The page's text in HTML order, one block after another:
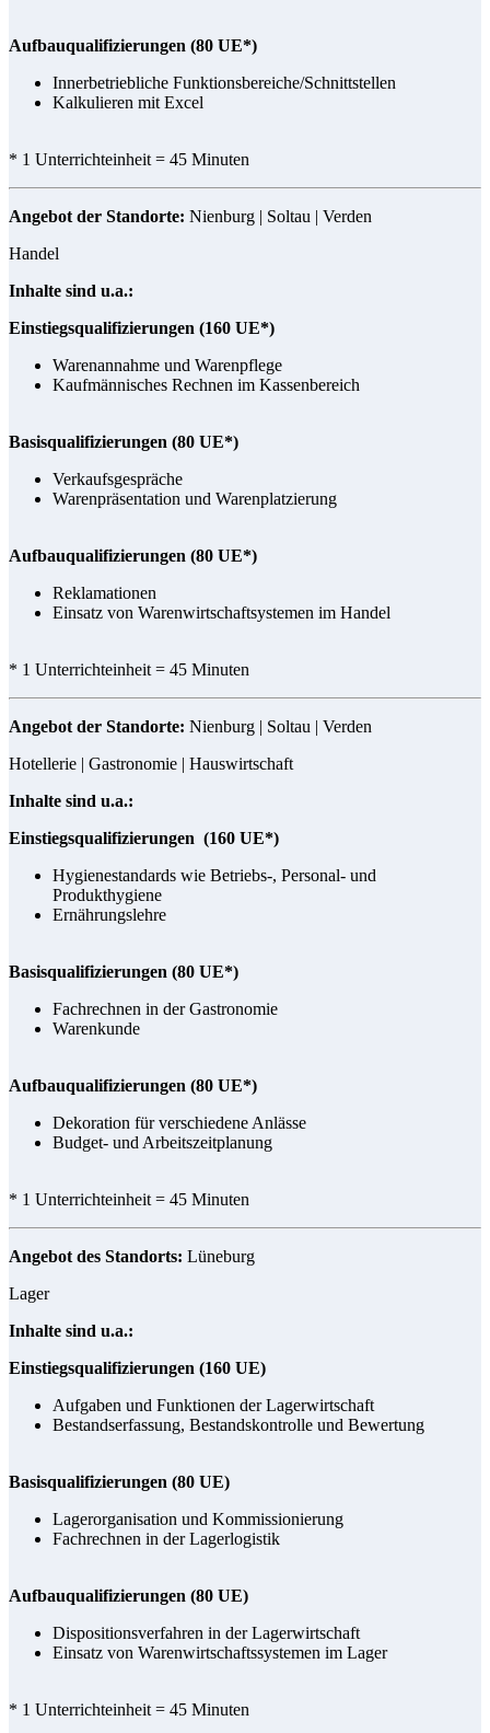
Aufbauqualifizierungen (80 UE*)
Innerbetriebliche Funktionsbereiche/Schnittstellen
Kalkulieren mit Excel
* 1 Unterrichteinheit = 45 Minuten
Angebot der Standorte: Nienburg | Soltau | Verden
Handel
Inhalte sind u.a.:
Einstiegsqualifizierungen (160 UE*)
Warenannahme und Warenpflege
Kaufmännisches Rechnen im Kassenbereich
Basisqualifizierungen (80 UE*)
Verkaufsgespräche
Warenpräsentation und Warenplatzierung
Aufbauqualifizierungen (80 UE*)
Reklamationen
Einsatz von Warenwirtschaftsystemen im Handel
* 1 Unterrichteinheit = 45 Minuten
Angebot der Standorte: Nienburg | Soltau | Verden
Hotellerie | Gastronomie | Hauswirtschaft
Inhalte sind u.a.:
Einstiegsqualifizierungen (160 UE*)
Hygienestandards wie Betriebs-, Personal- und
Produkthygiene
Ernährungslehre
Basisqualifizierungen (80 UE*)
Fachrechnen in der Gastronomie
Warenkunde
Aufbauqualifizierungen (80 UE*)
Dekoration für verschiedene Anlässe
Budget- und Arbeitszeitplanung
* 1 Unterrichteinheit = 45 Minuten
Angebot des Standorts: Lüneburg
Lager
Inhalte sind u.a.:
Einstiegsqualifizierungen (160 UE)
Aufgaben und Funktionen der Lagerwirtschaft
Bestandserfassung, Bestandskontrolle und Bewertung
Basisqualifizierungen (80 UE)
Lagerorganisation und Kommissionierung
Fachrechnen in der Lagerlogistik
Aufbauqualifizierungen (80 UE)
Dispositionsverfahren in der Lagerwirtschaft
Einsatz von Warenwirtschaftssystemen im Lager
* 1 Unterrichteinheit = 45 Minuten